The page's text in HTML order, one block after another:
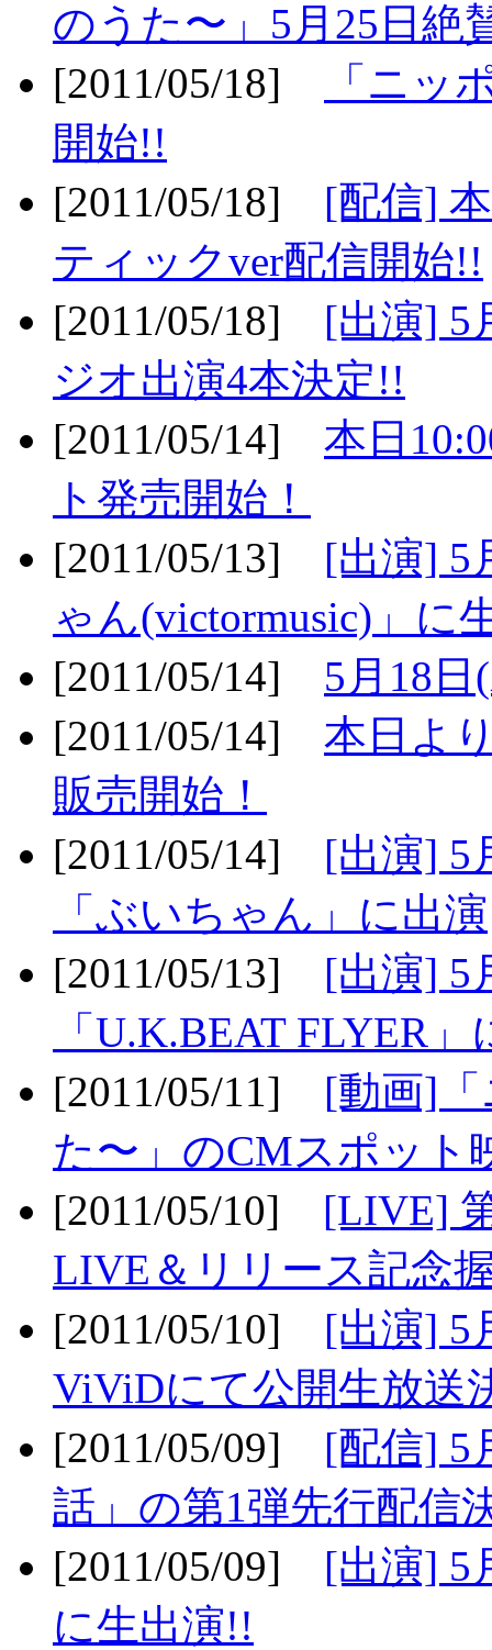
のうた〜」5月25日絶
[2011/05/18]
「ニッ
開始!!
[2011/05/18] [配信]
ティックver配信開始!!
[2011/05/18] [出演] 5
ジオ出演4本決定!!
[2011/05/14] 本日
ト発売開始！
[2011/05/13] [出演] 5
ゃん(victormusic)」に
[2011/05/14] 5月18
[2011/05/14] 本日よ
販売開始！
[2011/05/14] [出演] 5
「ぶいちゃん」に出演
[2011/05/13] [出演] 5
「U.K.BEAT FLYER
[2011/05/11] [動画]
た〜」のCMスポット
[2011/05/10] [LIVE]
LIVE＆リリース記念
[2011/05/10] [出演] 5
ViViDにて公開生放送
[2011/05/09] [配信] 5
話」の第1弾先行配信
[2011/05/09] [出演] 5
に生出演!!